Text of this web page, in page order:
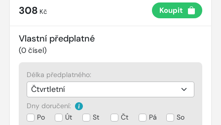
308 Kč Koupit
Vlastní předplatné
(0 čísel)
Délka předplatného:
Dny doručení:
Po
Út St Čt Pá So